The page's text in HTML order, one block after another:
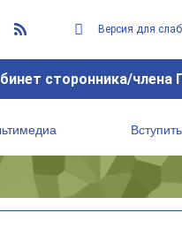
Версия для
сторонника/члена